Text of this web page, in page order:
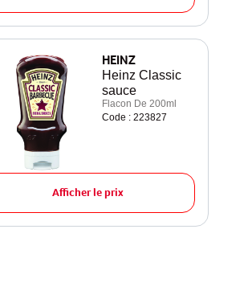
HEINZ
Heinz Classic
sauce
Flacon De 200ml
Code : 223827
Afficher le prix